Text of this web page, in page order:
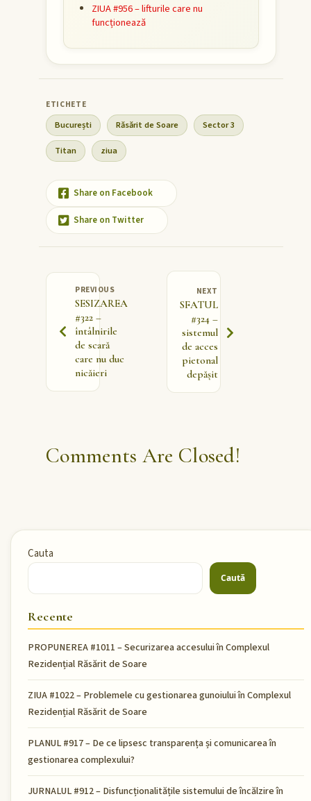
ZIUA #956 – lifturile care nu
funcționează
București Răsărit de Soare Sector 3
Titan ziua
Share on Facebook
Share on Twitter
PREVIOUS
SESIZAREA
#322 –
întâlnirile
de scară
care nu duc
nicăieri
NEXT
SFATUL
#324 –
sistemul
de acces
pietonal
depășit
Comments Are Closed!
Cauta
Caută
Recente
PROPUNEREA #1011 – Securizarea accesului în Complexul
Rezidențial Răsărit de Soare
ZIUA #1022 – Problemele cu gestionarea gunoiului în Complexul
Rezidențial Răsărit de Soare
PLANUL #917 – De ce lipsesc transparența și comunicarea în
gestionarea complexului?
JURNALUL #912 – Disfuncționalitățile sistemului de încălzire în